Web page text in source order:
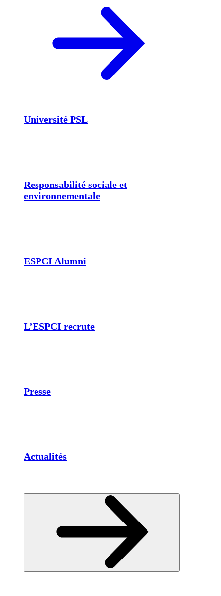
Université PSL
Responsabilité sociale et
environnementale
ESPCI Alumni
L’ESPCI recrute
Presse
Actualités